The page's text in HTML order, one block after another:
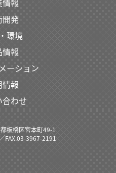
合
示の依頼があった
情報の修正・利用
の修正・利用停止
らせて頂いた上で
板橋区宮本町49-1
FAX.03-3967-2191
開発
環境
報
ーション
報
合わせ